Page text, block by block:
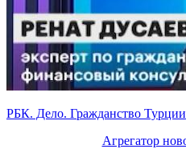
РБК. Дело. Гражданство Турции
Агрегатор